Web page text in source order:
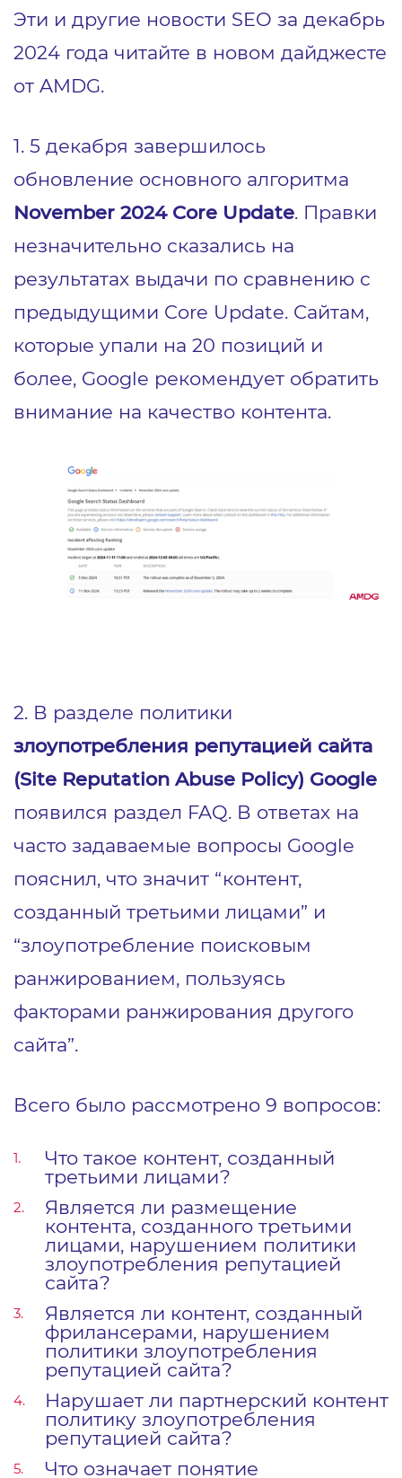
Эти и другие новости SEO за декабрь
2024 года читайте в новом дайджесте
от AMDG.
1. 5 декабря завершилось
обновление основного алгоритма
November 2024 Core Update. Правки
незначительно сказались на
результатах выдачи по сравнению с
предыдущими Core Update. Сайтам,
которые упали на 20 позиций и
более, Google рекомендует обратить
внимание на качество контента.
2. В разделе политики
злоупотребления репутацией сайта
(Site Reputation Abuse Policy) Google
появился раздел FAQ. В ответах на
часто задаваемые вопросы Google
пояснил, что значит “контент,
созданный третьими лицами” и
“злоупотребление поисковым
ранжированием, пользуясь
факторами ранжирования другого
сайта”.
Всего было рассмотрено 9 вопросов:
Что такое контент, созданный
третьими лицами?
Является ли размещение
контента, созданного третьими
лицами, нарушением политики
злоупотребления репутацией
сайта?
Является ли контент, созданный
фрилансерами, нарушением
политики злоупотребления
репутацией сайта?
Нарушает ли партнерский контент
политику злоупотребления
репутацией сайта?
Что означает понятие